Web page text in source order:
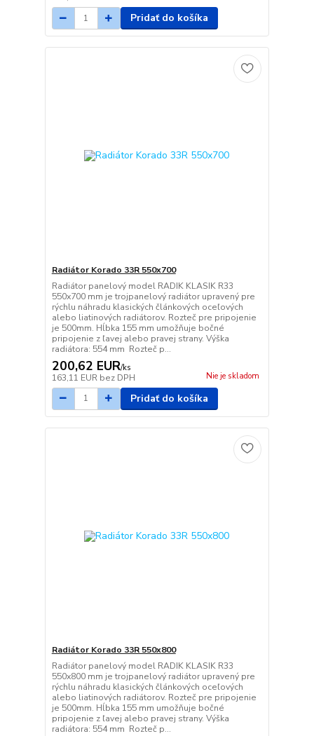
Pridať do košíka
Radiátor Korado 33R 550x700
Radiátor panelový model RADIK KLASIK R33
550x700 mm je trojpanelový radiátor upravený pre
rýchlu náhradu klasických článkových oceľových
alebo liatinových radiátorov. Rozteč pre pripojenie
je 500mm. Hĺbka 155 mm umožňuje bočné
pripojenie z ľavej alebo pravej strany. Výška
radiátora: 554 mm Rozteč p...
200,62 EUR/ks
163,11 EUR bez DPH Nie je skladom
Pridať do košíka
Radiátor Korado 33R 550x800
Radiátor panelový model RADIK KLASIK R33
550x800 mm je trojpanelový radiátor upravený pre
rýchlu náhradu klasických článkových oceľových
alebo liatinových radiátorov. Rozteč pre pripojenie
je 500mm. Hĺbka 155 mm umožňuje bočné
pripojenie z ľavej alebo pravej strany. Výška
radiátora: 554 mm Rozteč p...